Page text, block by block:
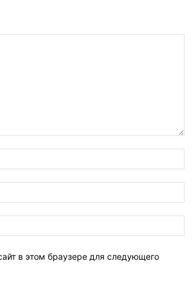
в этом браузере для следующего